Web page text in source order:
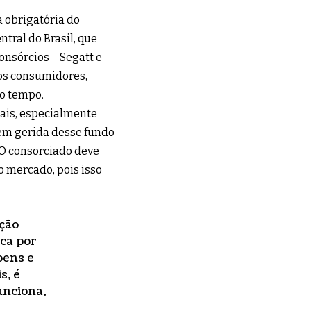
obrigatória do
do Brasil, que
– Segatt e
consumidores,
tempo.
especialmente
gerida desse fundo
consorciado deve
mercado, pois isso
por
e
é